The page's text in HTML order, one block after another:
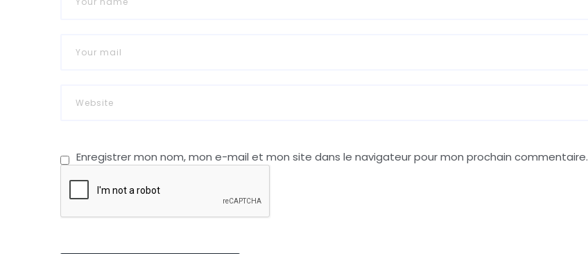
Enregistrer mon nom, mon e-mail et mon site dans le navigateur pour mon prochain commentaire.